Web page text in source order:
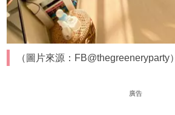
（圖片來源：FB@thegreeneryparty）
廣告